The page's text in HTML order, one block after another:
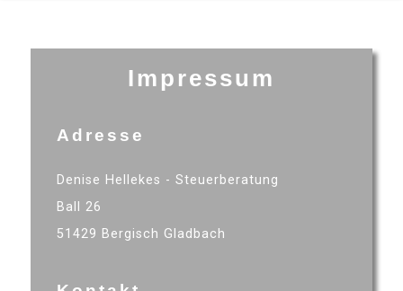
Impressum
Adresse
Denise Hellekes - Steuerberatung
Ball 26
51429 Bergisch Gladbach